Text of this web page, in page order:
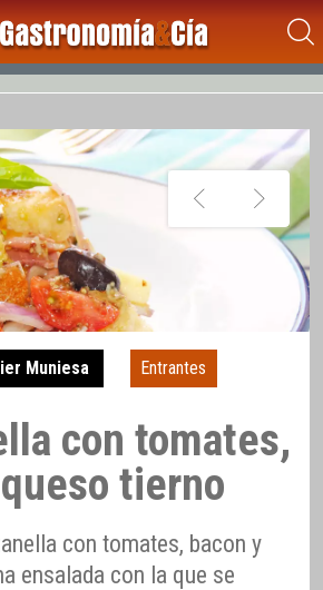
Muniesa Entrantes
con tomates,
tierno
con tomates, bacon y
ensalada con la que se